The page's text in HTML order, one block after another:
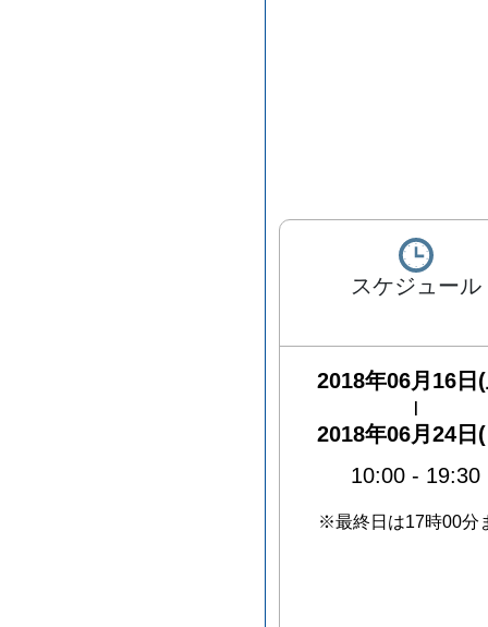
スケジュール
2018年06月16日
2018年06月24日
10:00 - 19:30
※最終日は17時00分